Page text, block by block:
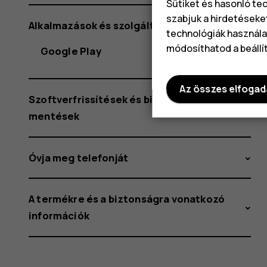
Alkalmazások és szolgáltatások
Google Play
Szoftverfrissítések és biztonsági
mentések
Óvja meg telefonját
A termékre és a biztonságra vonatkozó
információk
Sütiket és hasonló
szabjuk a
technológiák
módosíthatod a
Az összes